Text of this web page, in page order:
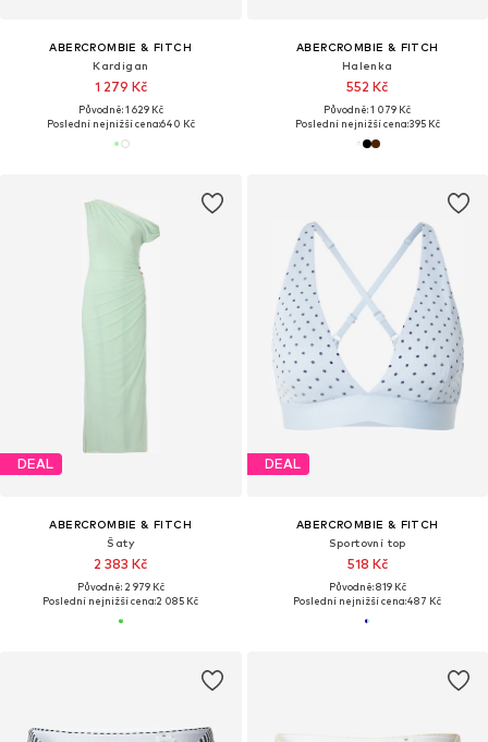
ABERCROMBIE & FITCH
Kardigan
1 279 Kč
Původně: 1 629 Kč
Poslední nejnižší cena:640 Kč
ABERCROMBIE & FITCH
Halenka
552 Kč
Původně: 1 079 Kč
Poslední nejnižší cena:395 Kč
DEAL
ABERCROMBIE & FITCH
Šaty
2 383 Kč
Původně: 2 979 Kč
Poslední nejnižší cena:2 085 Kč
DEAL
ABERCROMBIE & FITCH
Sportovní top
518 Kč
Původně: 819 Kč
Poslední nejnižší cena:487 Kč